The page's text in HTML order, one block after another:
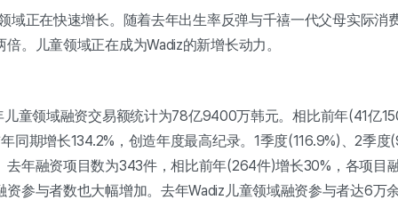
域正在快速增长。随着去年出生率反弹与千禧一代父母实际消
。儿童领域正在成为Wadiz的新增长动力。
儿童领域融资交易额统计为78亿9400万韩元。相比前年(41亿
同期增长134.2%，创造年度最高纪录。1季度(116.9%)、2季
去年融资项目数为343件，相比前年(264件)增长30%，各项目
资参与者数也大幅增加。去年Wadiz儿童领域融资参与者达6万